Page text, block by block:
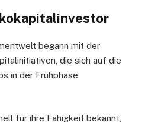
begann mit der
die sich auf die
in der Frühphase
für ihre Fähigkeit bekannt,